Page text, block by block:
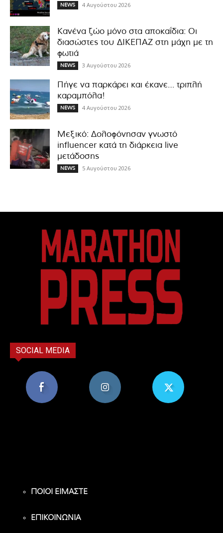
NEWS 4 Αυγούστου 2026
Κανένα ζώο μόνο στα αποκαΐδια: Οι
διασώστες του ΔΙΚΕΠΑΖ στη μάχη με τη
φωτιά
NEWS 3 Αυγούστου 2026
Πήγε να παρκάρει και έκανε… τριπλή
καραμπόλα!
NEWS 4 Αυγούστου 2026
Μεξικό: Δολοφόνησαν γνωστό
influencer κατά τη διάρκεια live
μετάδοσης
NEWS 5 Αυγούστου 2026
SOCIAL MEDIA
ΠΟΙΟΙ ΕΙΜΑΣΤΕ
ΕΠΙΚΟΙΝΩΝΙΑ